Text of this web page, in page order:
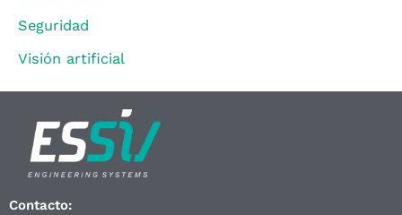
Seguridad
Visión artificial
Contacto: